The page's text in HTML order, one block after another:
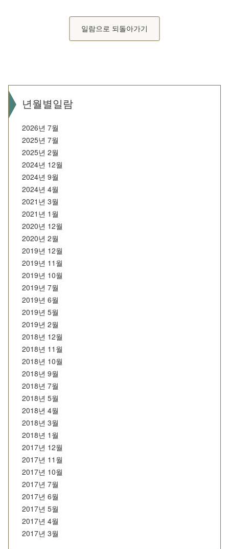
일람으로 되돌아가기
년월별일람
2026년 7월
2025년 7월
2025년 2월
2024년 12월
2024년 9월
2024년 4월
2021년 3월
2021년 1월
2020년 12월
2020년 2월
2019년 12월
2019년 11월
2019년 10월
2019년 7월
2019년 6월
2019년 5월
2019년 2월
2018년 12월
2018년 11월
2018년 10월
2018년 9월
2018년 7월
2018년 5월
2018년 4월
2018년 3월
2018년 1월
2017년 12월
2017년 11월
2017년 10월
2017년 7월
2017년 6월
2017년 5월
2017년 4월
2017년 3월